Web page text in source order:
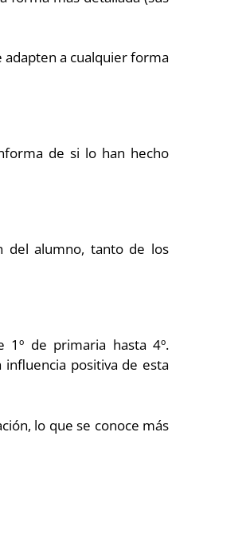
a cualquier forma
de si lo han hecho
del alumno, tanto de los
de primaria hasta 4º.
positiva de esta
lo que se conoce más